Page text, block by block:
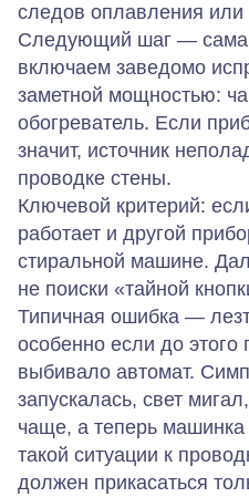
следов оплавления или
Следующий шаг — сама
включаем заведомо
заметной мощностью:
обогреватель. Если
значит, источник
проводке стены.
Ключевой критерий:
работает и другой
стиральной машине.
не поиски «тайной
Типичная ошибка —
особенно если до этого
выбивало автомат.
запускалась, свет
чаще, а теперь
такой ситуации к
должен прикасаться